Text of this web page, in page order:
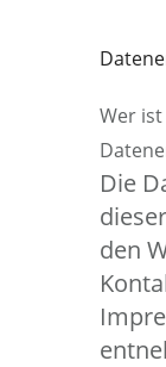
Wer
Die
den